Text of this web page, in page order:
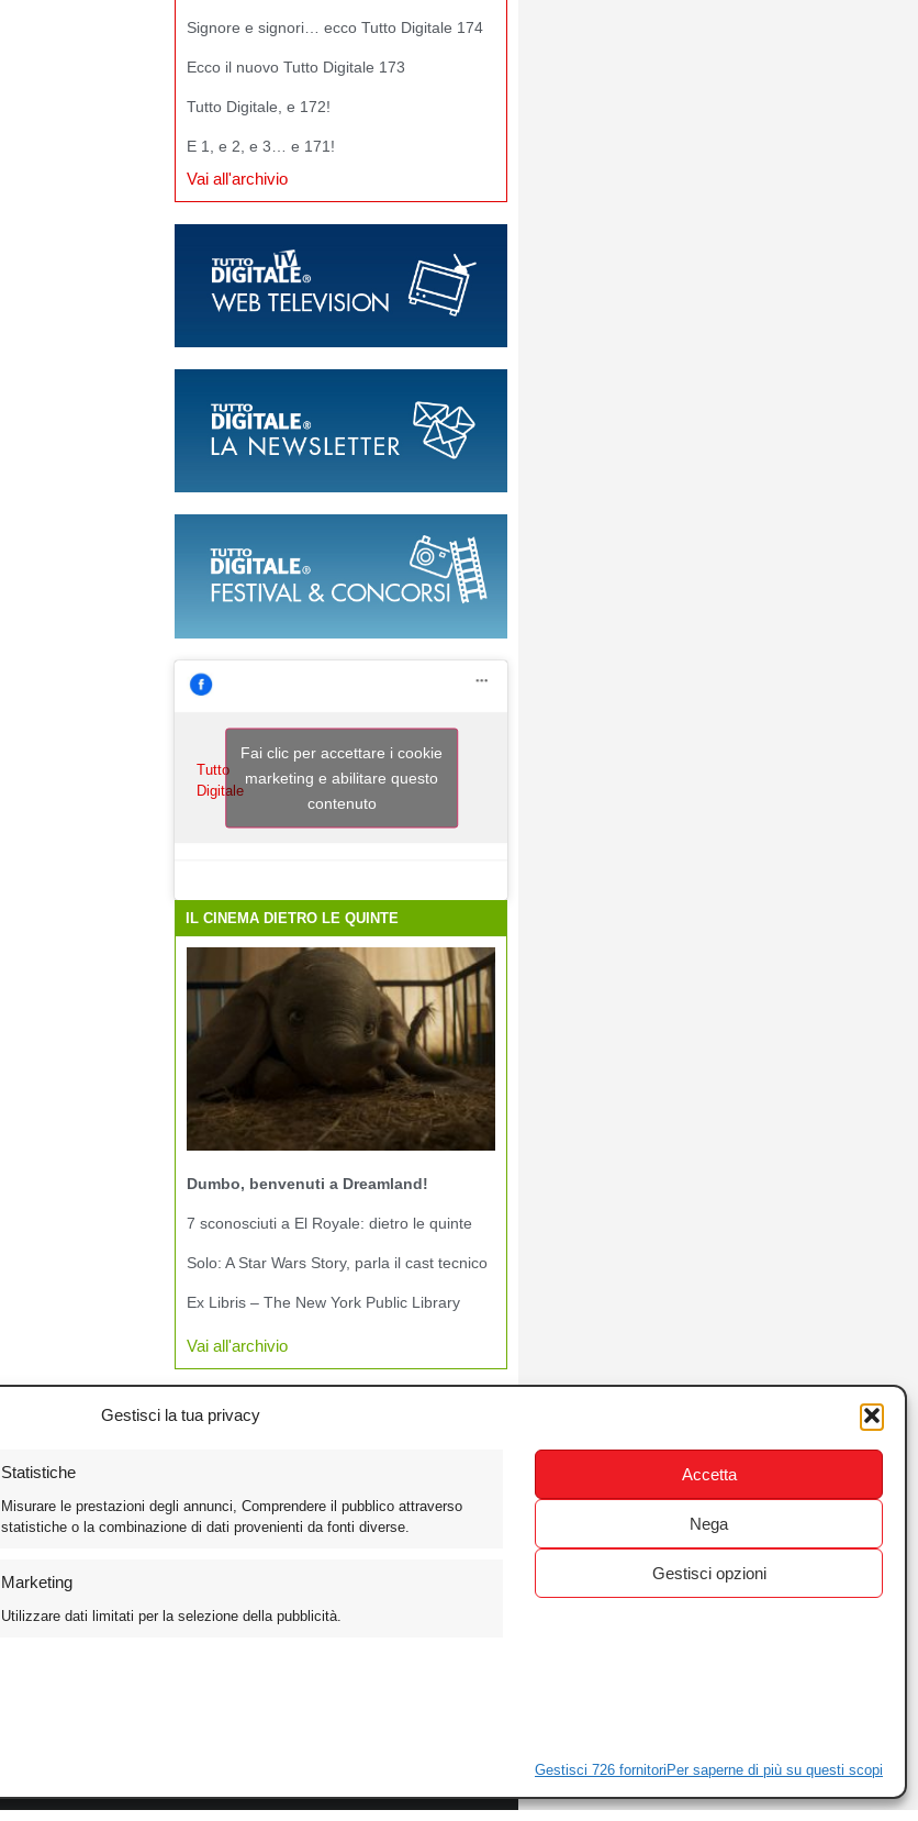
Gestisci la tua privacy
Statistiche
Misurare le prestazioni degli annunci, Comprendere il pubblico attraverso
statistiche o la combinazione di dati provenienti da fonti diverse.
Marketing
Utilizzare dati limitati per la selezione della pubblicità.
Gestisci 726 fornitori Per saperne di più su questi scopi
Accetta
Nega
Gestisci opzioni
Signore e signori… ecco Tutto Digitale 174
Ecco il nuovo Tutto Digitale 173
Tutto Digitale, e 172!
E 1, e 2, e 3… e 171!
Vai all'archivio
Tutto
Digitale
Fai clic per accettare i cookie
marketing e abilitare questo
contenuto
IL CINEMA DIETRO LE QUINTE
Dumbo, benvenuti a Dreamland!
7 sconosciuti a El Royale: dietro le quinte
Solo: A Star Wars Story, parla il cast tecnico
Ex Libris – The New York Public Library
Vai all'archivio